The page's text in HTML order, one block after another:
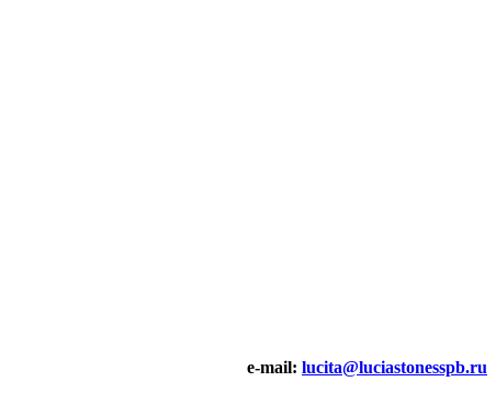
e-mail: lucita@luciastonesspb.ru